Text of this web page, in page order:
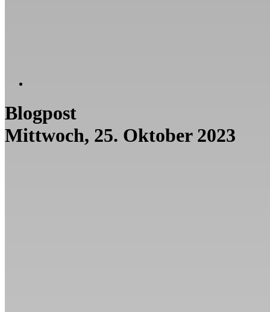
Blogpost
Mittwoch, 25. Oktober 2023